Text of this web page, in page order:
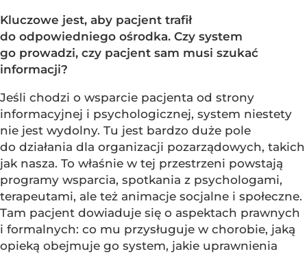
Kluczowe jest, aby pacjent trafił
do odpowiedniego ośrodka. Czy system
go prowadzi, czy pacjent sam musi szukać
informacji?
Jeśli chodzi o wsparcie pacjenta od strony
informacyjnej i psychologicznej, system niestety
nie jest wydolny. Tu jest bardzo duże pole
do działania dla organizacji pozarządowych, takich
jak nasza. To właśnie w tej przestrzeni powstają
programy wsparcia, spotkania z psychologami,
terapeutami, ale też animacje socjalne i społeczne.
Tam pacjent dowiaduje się o aspektach prawnych
i formalnych: co mu przysługuje w chorobie, jaką
opieką obejmuje go system, jakie uprawnienia